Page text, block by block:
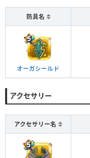
防具名
オーガシールド
アクセサリー
アクセサリー名